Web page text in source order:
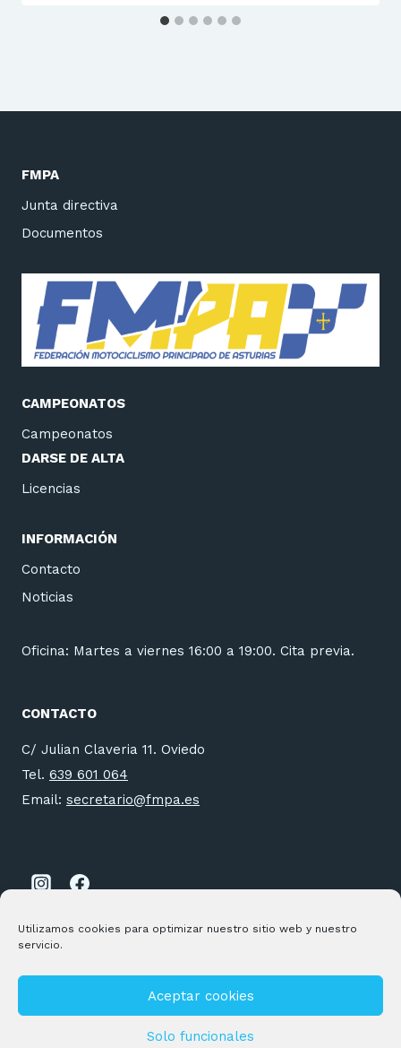
Utilizamos cookies para optimizar nuestro sitio web y nuestro
servicio.
Aceptar cookies
Solo funcionales
FMPA
Junta directiva
Documentos
CAMPEONATOS
Campeonatos
DARSE DE ALTA
Licencias
INFORMACIÓN
Contacto
Noticias
Oficina: Martes a viernes 16:00 a 19:00. Cita previa.
CONTACTO
C/ Julian Claveria 11. Oviedo
Tel. 639 601 064
Email: secretario@fmpa.es
© 2026 FMPA Desarrollado por